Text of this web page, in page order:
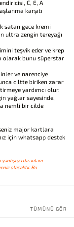
C, E, A
karşıtı
satan gece kremi
ultra zengin tereyağı
teşvik eder ve krep
olarak bunu süperstar
ve narenciye
ciltte biriken zarar
yardımcı olur.
yağlar sayesinde,
nemli bir cilde
major kartlara
için whatsapp destek
ya da anlam
olacaktır. Bu
TÜMÜNÜ GÖR